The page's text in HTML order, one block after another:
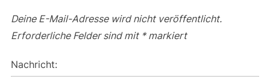
Deine E-Mail-Adresse wird nicht veröffentlicht.
Erforderliche Felder sind mit *markiert
Nachricht: